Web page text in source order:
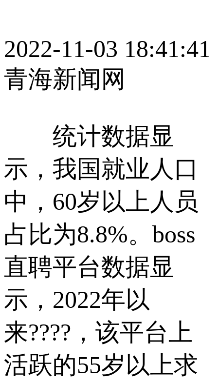
2022-11-03 18:41:41
青海新闻网
统计数据显
示，我国就业人口
中，60岁以上人员
占比为8.8%。boss
直聘平台数据显
示，2022年以
来????，该平台上
活跃的55岁以上求